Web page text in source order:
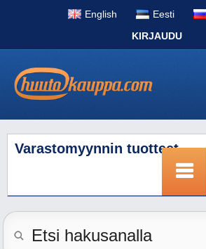
English Eesti
Pусский
Varastomyynnin tuotteet